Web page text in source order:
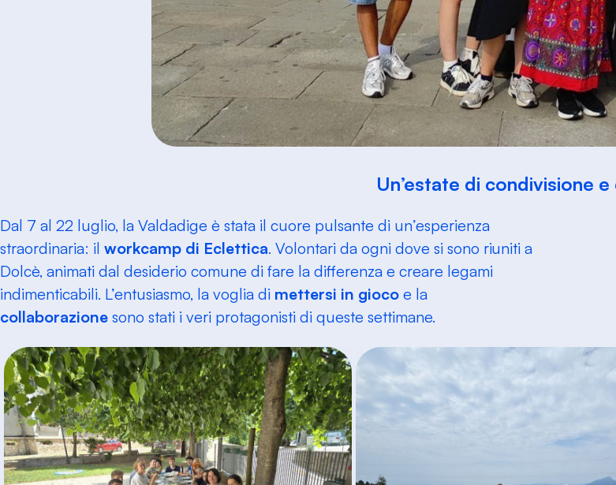
Un’estate di condivisione
Dal 7 al 22 luglio, la Valdadige è stata il cuore pulsante di un’esperienza
straordinaria: il workcamp di Eclettica. Volontari da ogni dove si sono riuniti a
Dolcè, animati dal desiderio comune di fare la differenza e creare legami
indimenticabili. L’entusiasmo, la voglia di mettersi in gioco e la
collaborazione sono stati i veri protagonisti di queste settimane.